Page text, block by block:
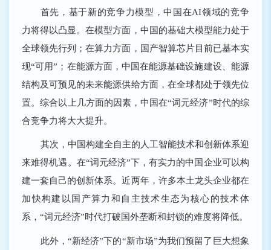
首先，基于新的竞争力模型，中国在AI领域的竞争
力将得以凸显。在模型方面，中国的基础大模型能力处于
全球领先行列；在算力方面，国产智算芯片目前已基本实
现“可用”；在能源方面，中国在能源基础设施建设、能源
结构及可预见的未来能源供给方面，在全球都处于领先位
置。综合以上几方面的因素，中国在“词元经济”时代的综
合竞争力将大大提升。
其次，中国构建全自主的人工智能技术和创新体系迎
来难得机遇。在“词元经济”下，有实力的中国企业可以构
建一套自己的创新体系。近两年，许多本土龙头企业都在
加快构建以国产算力和自主技术生态为核心的技术体
系，“词元经济”时代打破国外垄断和封锁的难度将降低。
此外，“新经济”下的“新市场”为我们预留了巨大想象